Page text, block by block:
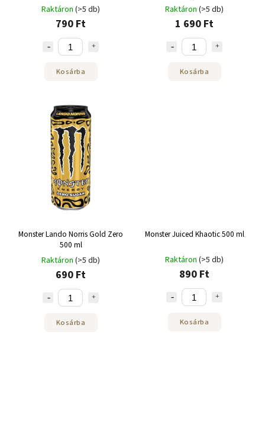
Raktáron (>5 db)
790 Ft
Kosárba
Raktáron (>5 db)
1 690 Ft
Kosárba
Monster Lando Norris Gold Zero
500 ml
Raktáron (>5 db)
690 Ft
Kosárba
Monster Juiced Khaotic 500 ml
Raktáron (>5 db)
890 Ft
Kosárba